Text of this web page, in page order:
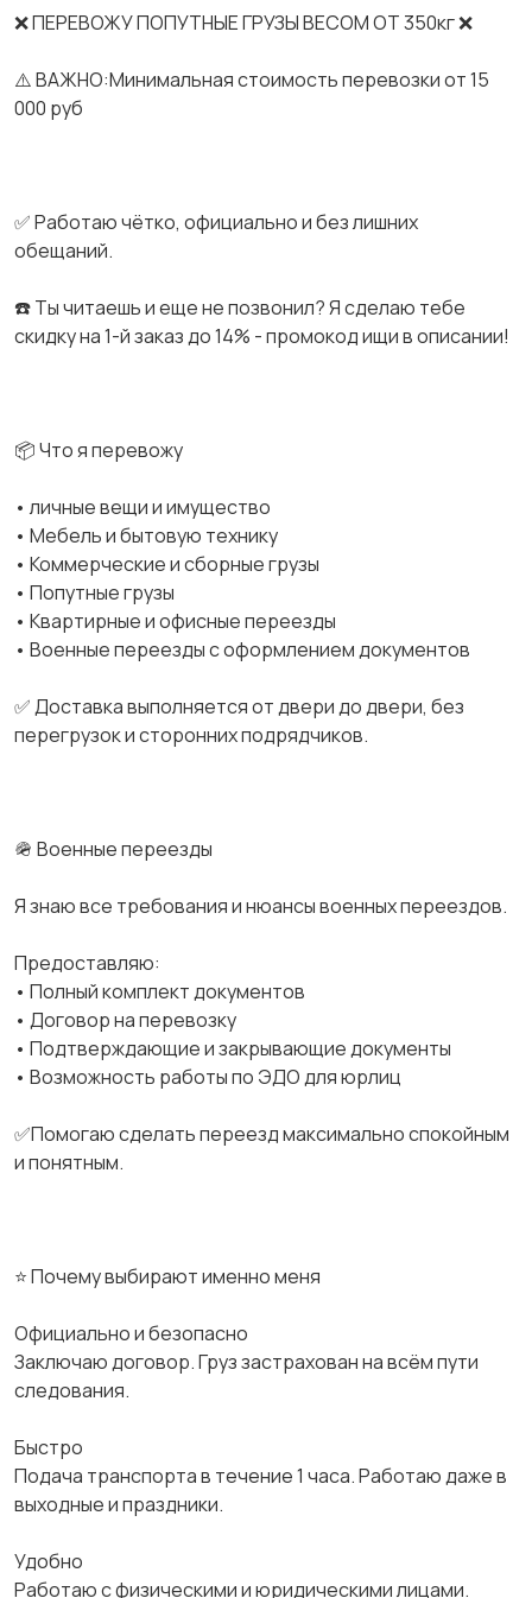
❌ ПЕРЕВОЖУ ПОПУТНЫЕ ГРУЗЫ ВЕСОМ ОТ 350кг ❌
⚠️ ВАЖНО:Минимальная стоимость перевозки от 15
000 руб
✅ Работаю чётко, официально и без лишних
обещаний.
☎️ Ты читаешь и еще не позвонил? Я сделаю тебе
скидку на 1-й заказ до 14% - промокод ищи в описании!
📦 Что я перевожу
• личные вещи и имущество
• Мебель и бытовую технику
• Коммерческие и сборные грузы
• Попутные грузы
• Квартирные и офисные переезды
• Военные переезды с оформлением документов
✅ Доставка выполняется от двери до двери, без
перегрузок и сторонних подрядчиков.
🪖 Военные переезды
Я знаю все требования и нюансы военных переездов.
Предоставляю:
• Полный комплект документов
• Договор на перевозку
• Подтверждающие и закрывающие документы
• Возможность работы по ЭДО для юрлиц
✅Помогаю сделать переезд максимально спокойным
и понятным.
⭐ Почему выбирают именно меня
Официально и безопасно
Заключаю договор. Груз застрахован на всём пути
следования.
Быстро
Подача транспорта в течение 1 часа. Работаю даже в
выходные и праздники.
Удобно
Работаю с физическими и юридическими лицами.